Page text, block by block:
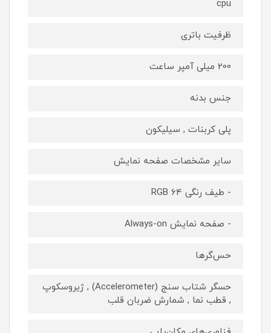
cpu
ظرفیت باتری
200 میلی آمپر ساعت
جنس بدنه
پلی کربنات , سیلیکون
سایر مشخصات صفحه نمایش
- طیف رنگی 64 RGB
- صفحه نمایش Always-on
حس‌گرها
حسگر شتاب سنج (Accelerometer) , ژیروسکوپ
, قطب نما , شمارش ضربان قلب